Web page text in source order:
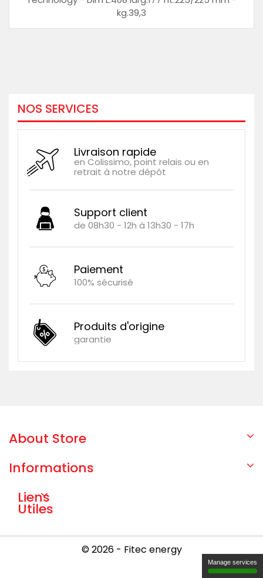
kg.39,3
NOS SERVICES
Livraison rapide
en Colissimo, point relais ou en
retrait à notre dépôt
Support client
de 08h30 - 12h à 13h30 - 17h
Paiement
100% sécurisé
Produits d'origine
garantie
About Store
Informations
Liens
Utiles
© 2026 - Fitec energy
Manage services